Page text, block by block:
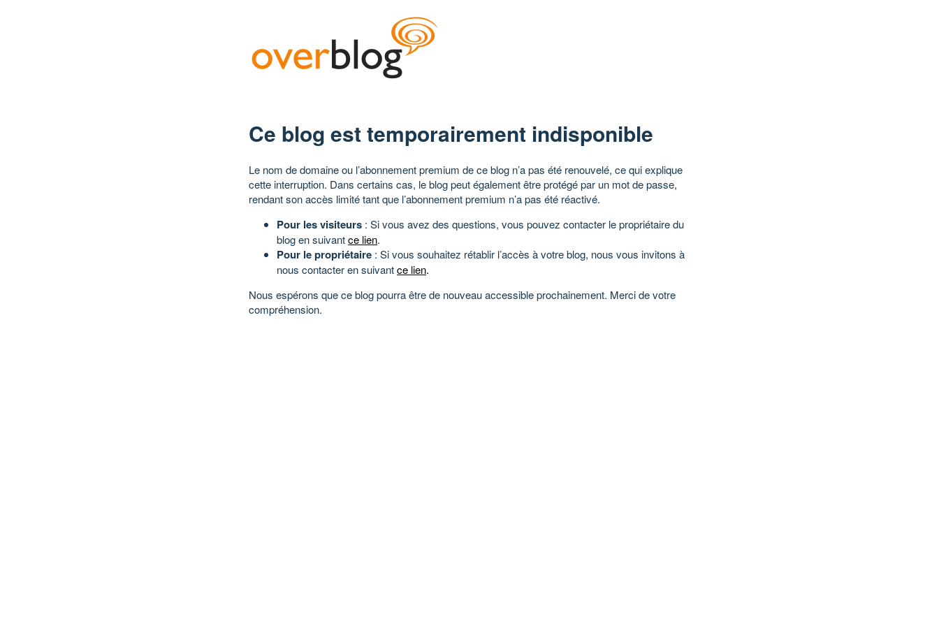
Ce blog est temporairement indisponible
Le nom de domaine ou l’abonnement premium de ce blog n’a pas été renouvelé, ce qui explique
cette interruption. Dans certains cas, le blog peut également être protégé par un mot de passe,
rendant son accès limité tant que l’abonnement premium n’a pas été réactivé.
Pour les visiteurs : Si vous avez des questions, vous pouvez contacter le propriétaire du
blog en suivantce lien.
Pour le propriétaire : Si vous souhaitez rétablir l’accès à votre blog, nous vous invitons à
nous contacter en suivantce lien.
Nous espérons que ce blog pourra être de nouveau accessible prochainement. Merci de votre
compréhension.